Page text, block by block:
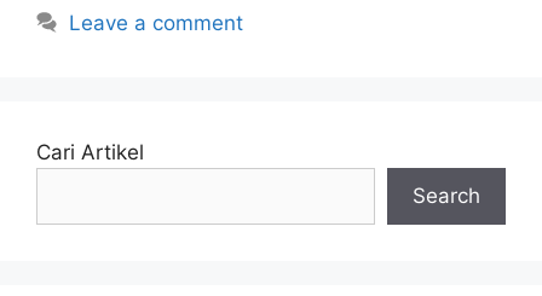
Leave a comment
Cari Artikel
Search